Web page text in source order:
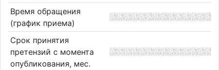
Время обращения
(график приема)
Срок принятия
претензий с момента
опубликования, мес.